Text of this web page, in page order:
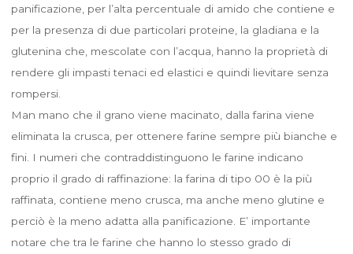
panificazione, per l’alta percentuale di amido che contiene e
per la presenza di due particolari proteine, la gladiana e la
glutenina che, mescolate con l’acqua, hanno la proprietà di
rendere gli impasti tenaci ed elastici e quindi lievitare senza
rompersi.
Man mano che il grano viene macinato, dalla farina viene
eliminata la crusca, per ottenere farine sempre più bianche e
fini. I numeri che contraddistinguono le farine indicano
proprio il grado di raffinazione: la farina di tipo 00 è la più
raffinata, contiene meno crusca, ma anche meno glutine e
perciò è la meno adatta alla panificazione. E’ importante
notare che tra le farine che hanno lo stesso grado di